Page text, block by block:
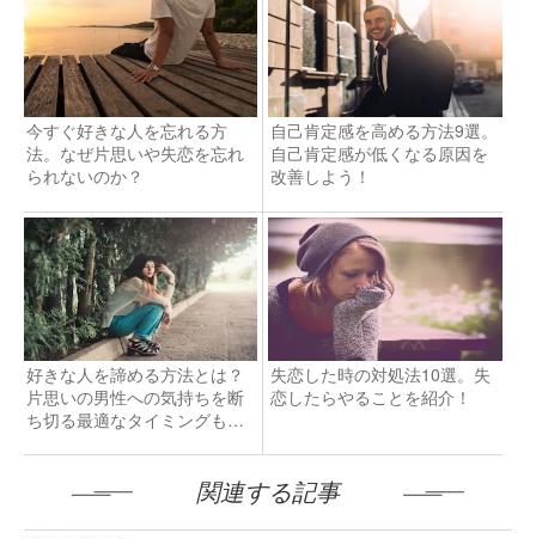
今すぐ好きな人を忘れる方
法。なぜ片思いや失恋を忘れ
られないのか？
自己肯定感を高める方法9選。
自己肯定感が低くなる原因を
改善しよう！
好きな人を諦める方法とは？
片思いの男性への気持ちを断
ち切る最適なタイミングも解
失恋した時の対処法10選。失
恋したらやることを紹介！
関連する記事